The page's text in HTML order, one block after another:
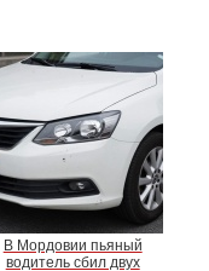
В Мордовии пьяный
водитель сбил двух